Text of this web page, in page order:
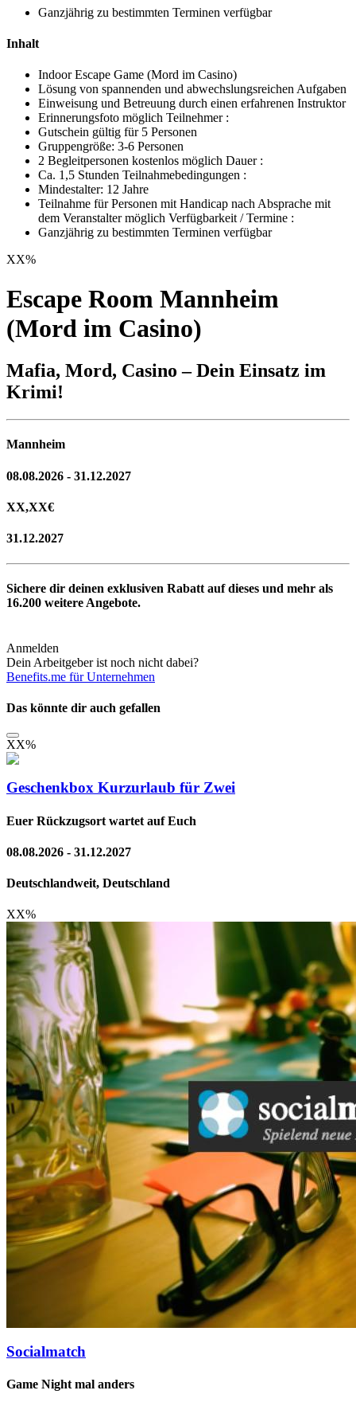
Ganzjährig zu bestimmten Terminen verfügbar
Inhalt
Indoor Escape Game (Mord im Casino)
Lösung von spannenden und abwechslungsreichen Aufgaben
Einweisung und ​​Betreuung durch einen erfahrenen Instruktor
Erinnerungsfoto möglich Teilnehmer :
Gutschein gültig für 5 Personen
Gruppengröße: 3-6 Personen
2 Begleitpersonen kostenlos möglich Dauer :
Ca. 1,5 Stunden Teilnahmebedingungen :
Mindestalter: 12 Jahre
Teilnahme für Personen mit Handicap nach Absprache mit
dem Veranstalter möglich Verfügbarkeit / Termine :
Ganzjährig zu bestimmten Terminen verfügbar
XX%
Escape Room Mannheim
(Mord im Casino)
Mafia, Mord, Casino – Dein Einsatz im
Krimi!
Mannheim
08.08.2026 - 31.12.2027
XX,XX€
31.12.2027
Sichere dir deinen exklusiven Rabatt auf dieses und mehr als
16.200 weitere Angebote.
Anmelden
Dein Arbeitgeber ist noch nicht dabei?
Benefits.me für Unternehmen
Das könnte dir auch gefallen
XX%
Geschenkbox Kurzurlaub für Zwei
Euer Rückzugsort wartet auf Euch
08.08.2026 - 31.12.2027
Deutschlandweit, Deutschland
XX%
Socialmatch
Game Night mal anders